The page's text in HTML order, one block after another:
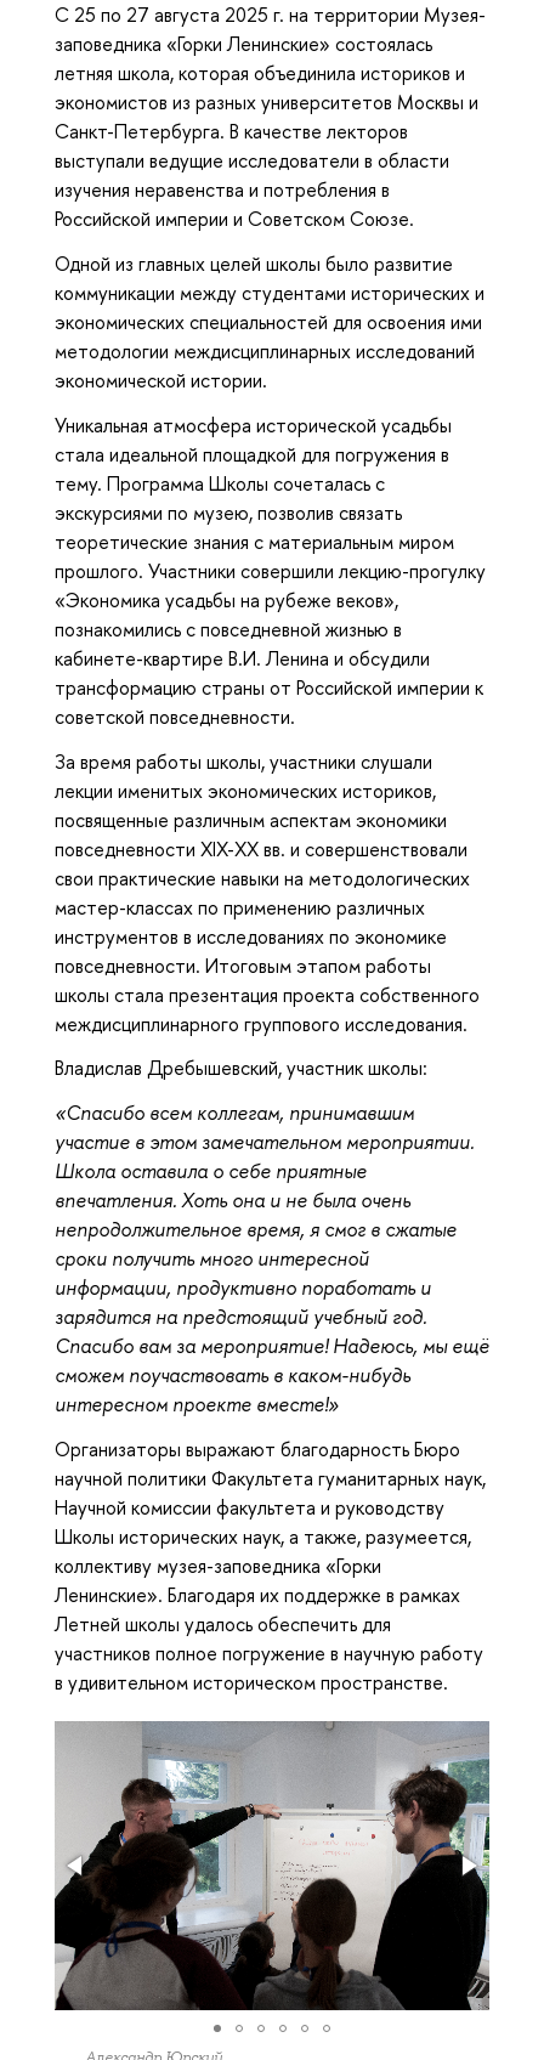
С 25 по 27 августа 2025 г. на территории Музея-
заповедника «Горки Ленинские» состоялась
летняя школа, которая объединила историков и
экономистов из разных университетов Москвы и
Санкт-Петербурга. В качестве лекторов
выступали ведущие исследователи в области
изучения неравенства и потребления в
Российской империи и Советском Союзе.
Одной из главных целей школы было развитие
коммуникации между студентами исторических и
экономических специальностей для освоения ими
методологии междисциплинарных исследований
экономической истории.
Уникальная атмосфера исторической усадьбы
стала идеальной площадкой для погружения в
тему. Программа Школы сочеталась с
экскурсиями по музею, позволив связать
теоретические знания с материальным миром
прошлого. Участники совершили лекцию-прогулку
«Экономика усадьбы на рубеже веков»,
познакомились с повседневной жизнью в
кабинете-квартире В.И. Ленина и обсудили
трансформацию страны от Российской империи к
советской повседневности.
За время работы школы, участники слушали
лекции именитых экономических историков,
посвященные различным аспектам экономики
повседневности XIX-XX вв. и совершенствовали
свои практические навыки на методологических
мастер-классах по применению различных
инструментов в исследованиях по экономике
повседневности. Итоговым этапом работы
школы стала презентация проекта собственного
междисциплинарного группового исследования.
Владислав Дребышевский, участник школы:
«Спасибо всем коллегам, принимавшим
участие в этом замечательном мероприятии.
Школа оставила о себе приятные
впечатления. Хоть она и не была очень
непродолжительное время, я смог в сжатые
сроки получить много интересной
информации, продуктивно поработать и
зарядится на предстоящий учебный год.
Спасибо вам за мероприятие! Надеюсь, мы ещë
сможем поучаствовать в каком-нибудь
интересном проекте вместе!»
Организаторы выражают благодарность Бюро
научной политики Факультета гуманитарных наук,
Научной комиссии факультета и руководству
Школы исторических наук, а также, разумеется,
коллективу музея-заповедника «Горки
Ленинские». Благодаря их поддержке в рамках
Летней школы удалось обеспечить для
участников полное погружение в научную работу
в удивительном историческом пространстве.